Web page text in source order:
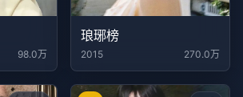
98.0万
琅琊榜
2015 270.0万